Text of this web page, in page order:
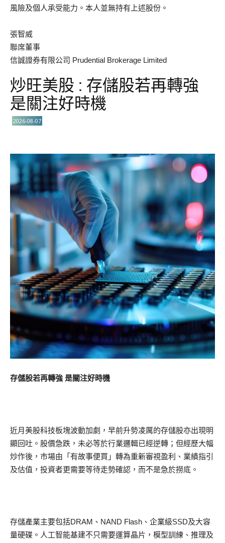
風險及個人承受能力。本人並無持有上述股份。
張智威
聯席董事
信誠證券有限公司 Prudential Brokerage Limited
炒旺美股 : 存儲股若再轉強
是關注好時機
2026-08-07
存儲股若再轉強 是關注好時機
近月美股科技板塊波動加劇，早前升勢凌厲的存儲股亦出現明
顯回吐。股價急跌，未必等於行業邏輯已經逆轉；但經歷大幅
炒作後，市場由「有故事便買」轉為重新審視盈利、業績指引
及估值，投資者更需要等待走勢確認，而不是急於撈底。
存儲產業主要包括DRAM、NAND Flash、企業級SSD及大容
量硬碟。人工智能基建不只需要運算晶片，模型訓練、推理及